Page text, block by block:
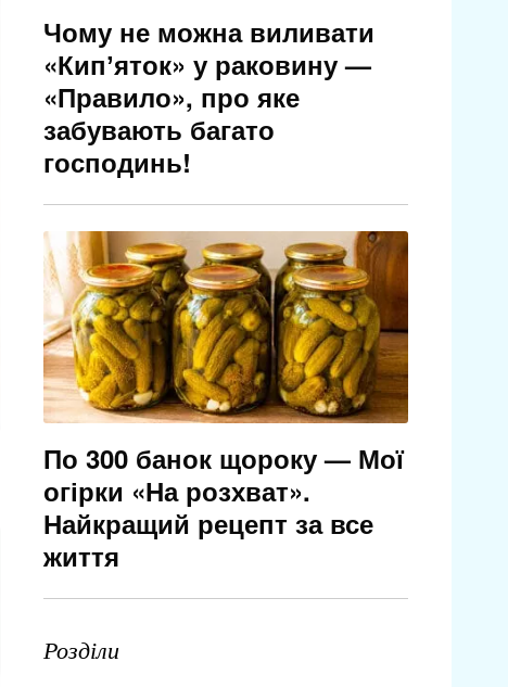
Чому не можна виливати
«Кипʼяток» у раковину —
«Правило», про яке
забувають багато
господинь!
По 300 банок щороку — Мої
огірки «На розхват».
Найкращий рецепт за все
життя
Розділи